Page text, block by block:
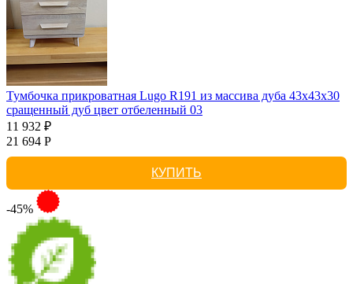
Тумбочка прикроватная Lugo R191 из массива дуба 43х43х30
сращенный дуб цвет отбеленный 03
11 932 ₽
21 694 Р
КУПИТЬ
-45%